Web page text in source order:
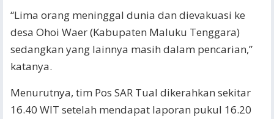
“Lima orang meninggal dunia dan dievakuasi ke
desa Ohoi Waer (Kabupaten Maluku Tenggara)
sedangkan yang lainnya masih dalam pencarian,”
katanya.
Menurutnya, tim Pos SAR Tual dikerahkan sekitar
16.40 WIT setelah mendapat laporan pukul 16.20